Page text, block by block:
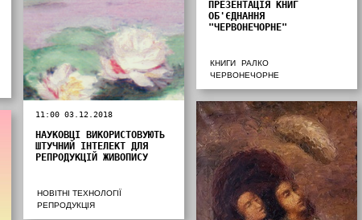
ПРЕЗЕНТАЦІЯ КНИГ
ОБ'ЄДНАННЯ
"ЧЕРВОНЕЧОРНЕ"
КНИГИ
РАЛКО
ЧЕРВОНЕЧОРНЕ
11:00 03.12.2018
НАУКОВЦІ ВИКОРИСТОВУЮТЬ
ШТУЧНИЙ ІНТЕЛЕКТ ДЛЯ
РЕПРОДУКЦІЙ ЖИВОПИСУ
НОВІТНІ ТЕХНОЛОГІЇ
РЕПРОДУКЦІЯ